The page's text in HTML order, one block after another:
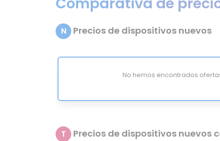
N Precios de dispositivos nuevos
No hemos encontrados
T Precios de dispositivos nuevos